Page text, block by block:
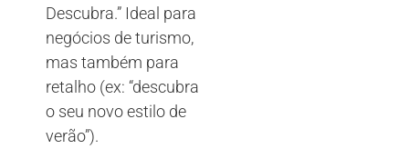
Descubra.” Ideal para
negócios de turismo,
mas também para
retalho (ex: “descubra
o seu novo estilo de
verão”).